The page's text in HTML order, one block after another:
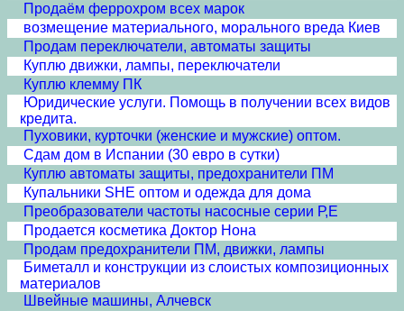
Продаём феррохром всех марок
возмещение материального, морального вреда Киев
Продам переключатели, автоматы защиты
Куплю движки, лампы, переключатели
Куплю клемму ПК
Юридические услуги. Помощь в получении всех видов
кредита.
Пуховики, курточки (женские и мужские) оптом.
Сдам дом в Испании (30 евро в сутки)
Куплю автоматы защиты, предохранители ПМ
Купальники SHE оптом и одежда для дома
Преобразователи частоты насосные серии Р,Е
Продается косметика Доктор Нона
Продам предохранители ПМ, движки, лампы
Биметалл и конструкции из слоистых композиционных
материалов
Швейные машины, Алчевск